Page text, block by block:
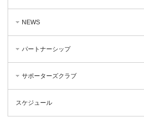
NEWS
パートナーシップ
サポーターズクラブ
スケジュール